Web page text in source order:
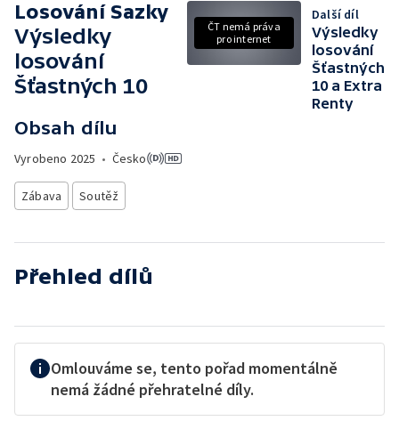
Losování Sazky
Výsledky
losování
Šťastných 10
Obsah dílu
Vyrobeno 2025 • Česko
Zábava Soutěž
ČT nemá práva
pro internet
Další díl
Výsledky
losování
Šťastných
10 a Extra
Renty
Přehled dílů
Omlouváme se, tento pořad momentálně
nemá žádné přehratelné díly.